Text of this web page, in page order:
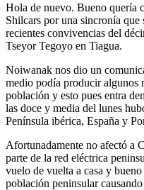
Hola de nuevo. Bueno quería
Shilcars por una sincronía
recientes convivencias del
Tseyor Tegoyo en Tiagua.
Noiwanak nos dio un
medio podía producir algunos
población y esto pues entra
las doce y media del lunes
Península ibérica, España y
Afortunadamente no afectó a
parte de la red eléctrica
vuelo de vuelta a casa y
población peninsular